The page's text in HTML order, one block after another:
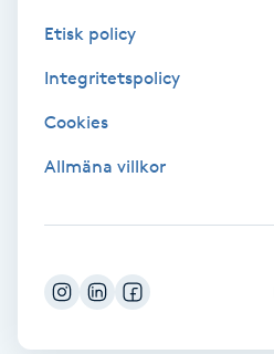
Dermapen
Extensions
Etisk policy
Integritetspolicy
Cookies
Allmäna villkor